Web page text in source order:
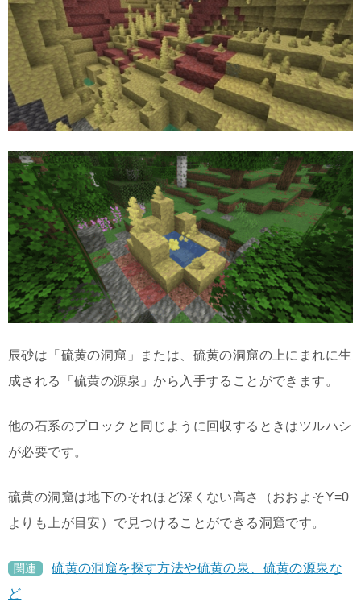
辰砂は「硫黄の洞窟」または、硫黄の洞窟の上にまれに生
成される「硫黄の源泉」から入手することができます。
他の石系のブロックと同じように回収するときはツルハシ
が必要です。
硫黄の洞窟は地下のそれほど深くない高さ（おおよそY=0
よりも上が目安）で見つけることができる洞窟です。
関連
硫黄の洞窟を探す方法や硫黄の泉、硫黄の源泉な
ど